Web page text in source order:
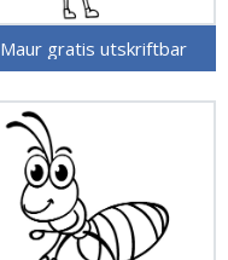
Maur gratis utskriftbar